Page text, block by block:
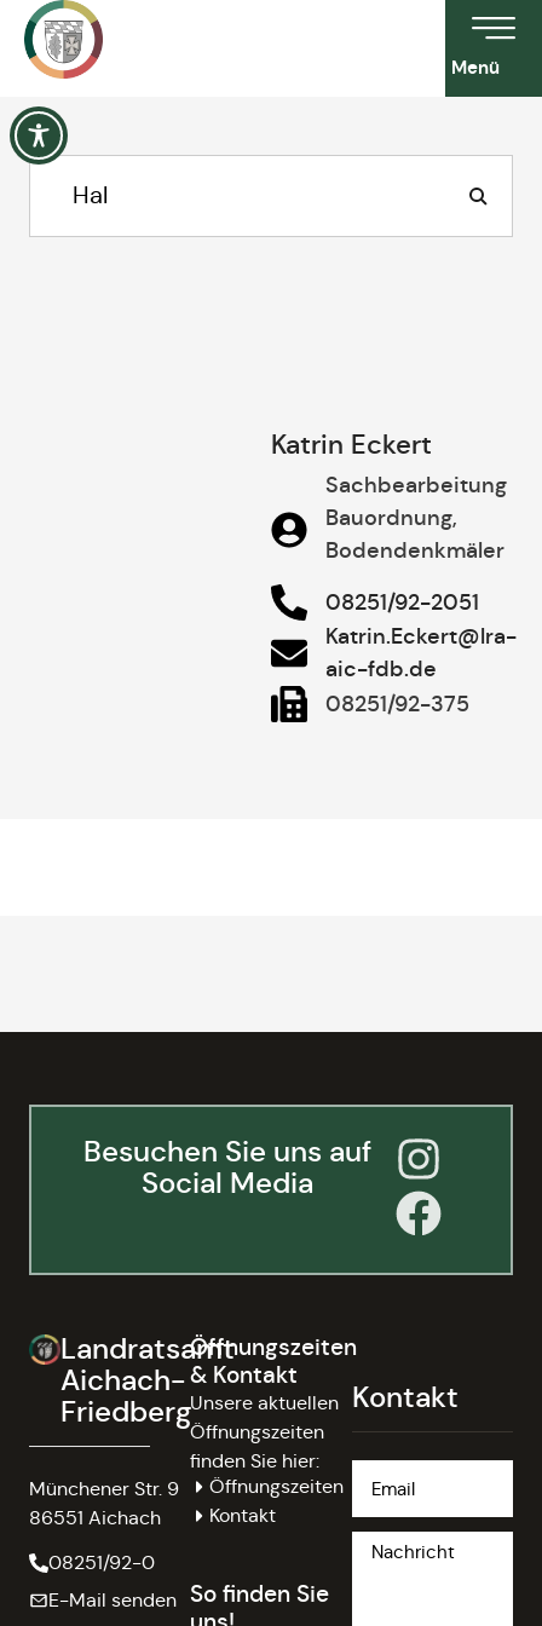
Menü
Katrin Eckert
Sachbearbeitung
Bauordnung,
Bodendenkmäler
08251/92-2051
Katrin.Eckert@lra-
aic-fdb.de
08251/92-375
Besuchen Sie uns auf
Social Media
Landratsamt
Aichach-
Friedberg
Münchener Str. 9
86551 Aichach
08251/92-0
E-Mail senden
Öffnungszeiten
& Kontakt
Unsere aktuellen
Öffnungszeiten
finden Sie hier:
Öffnungszeiten
Kontakt
So finden Sie
Kontakt